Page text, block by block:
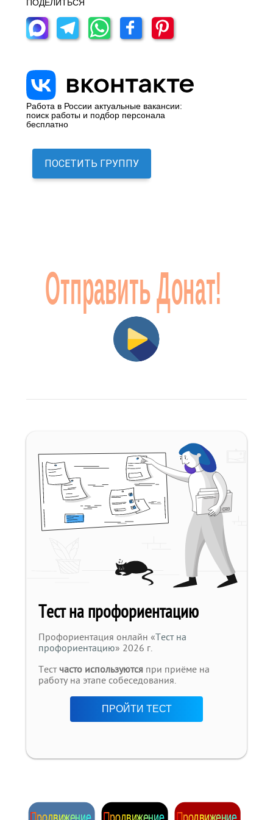
ПОДЕЛИТЬСЯ
Работа в России актуальные вакансии:
поиск работы и подбор персонала
бесплатно
ПОСЕТИТЬ ГРУППУ
Тест на профориентацию
Профориентация онлайн «Тест на
профориентацию» 2026 г.
Тестчасто используются при приёме на
работу на этапе собеседования.
ПРОЙТИ ТЕСТ